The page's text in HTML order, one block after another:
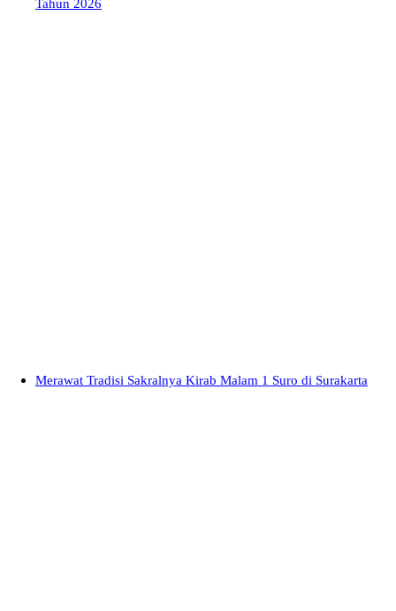
Tahun 2026
Merawat Tradisi Sakralnya Kirab Malam 1 Suro di Surakarta